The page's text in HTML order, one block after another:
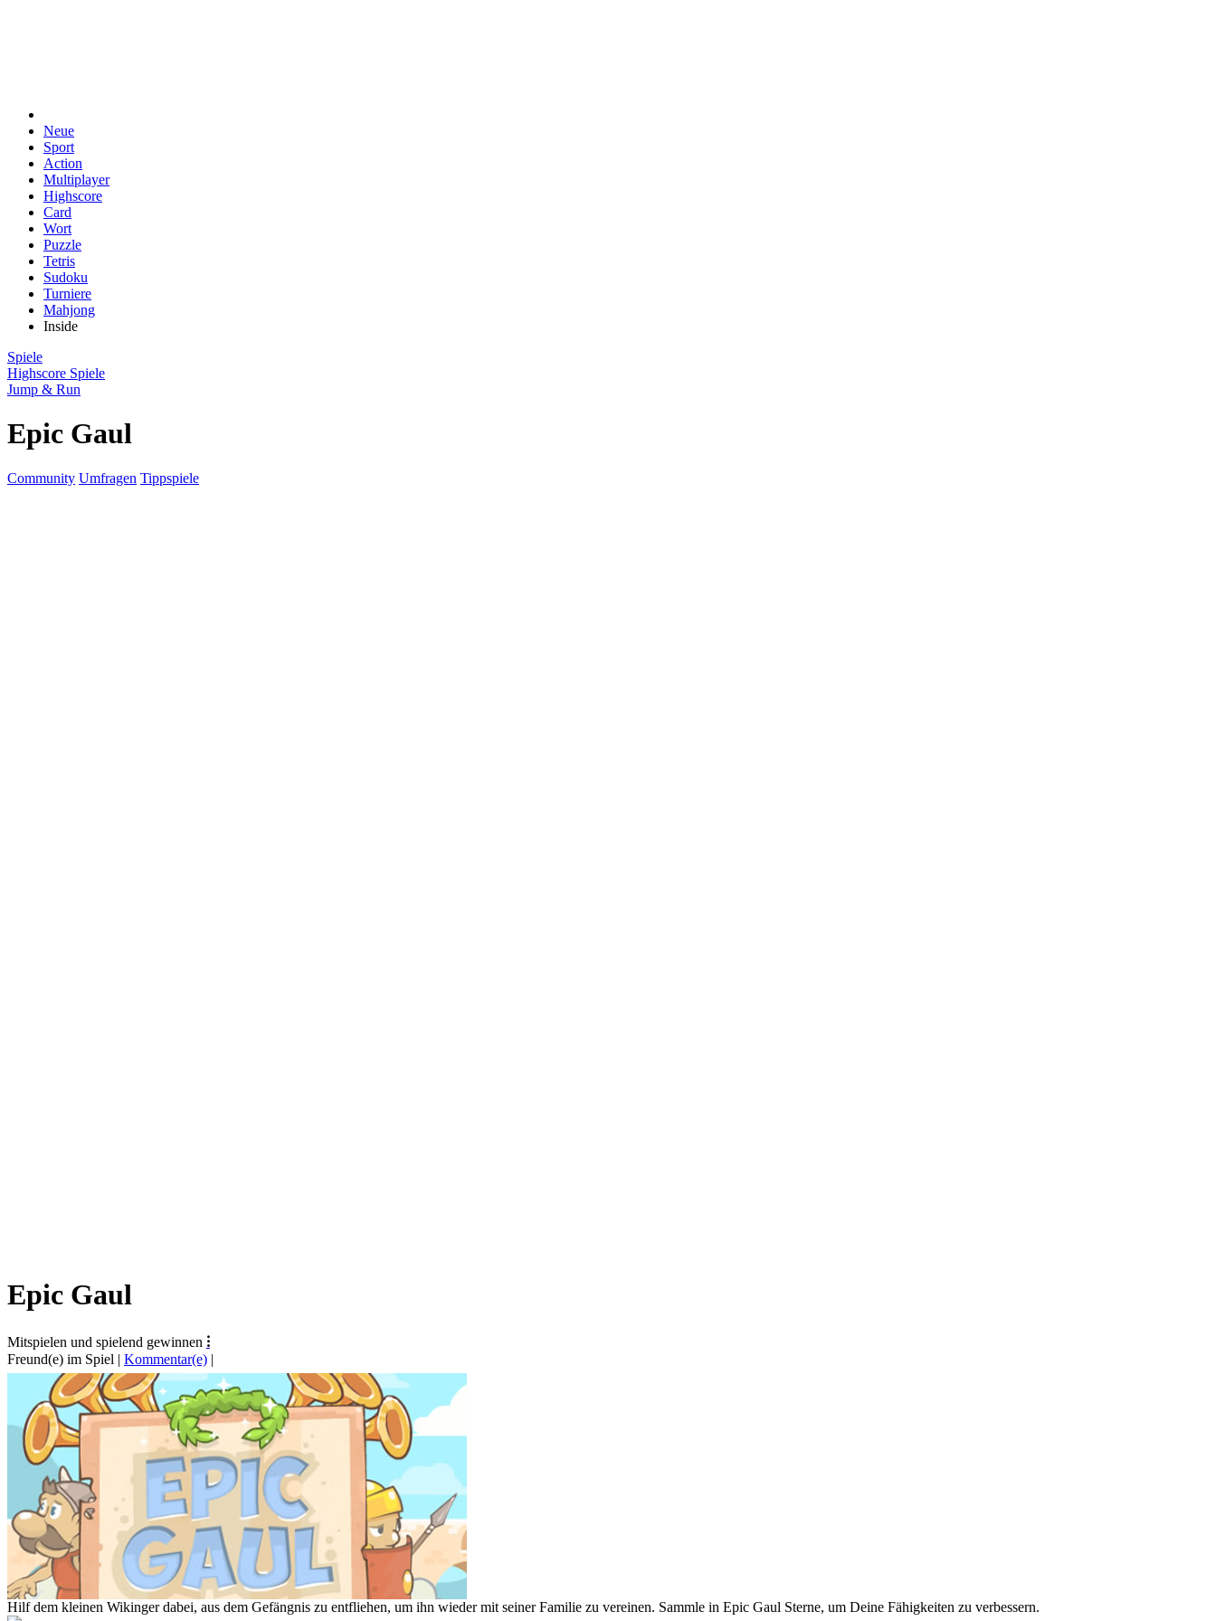
Neue
Sport
Action
Multiplayer
Highscore
Card
Wort
Puzzle
Tetris
Sudoku
Turniere
Mahjong
Inside
Spiele
Highscore Spiele
Jump & Run
Epic Gaul
Community Umfragen Tippspiele
Epic Gaul
Mitspielen und spielend gewinnen ⁝
Freund(e) im Spiel | Kommentar(e) |
Hilf dem kleinen Wikinger dabei, aus dem Gefängnis zu entfliehen, um ihn wieder mit seiner Familie zu vereinen. Sammle in Epic Gaul Sterne, um Deine Fähigkeiten zu verbessern.